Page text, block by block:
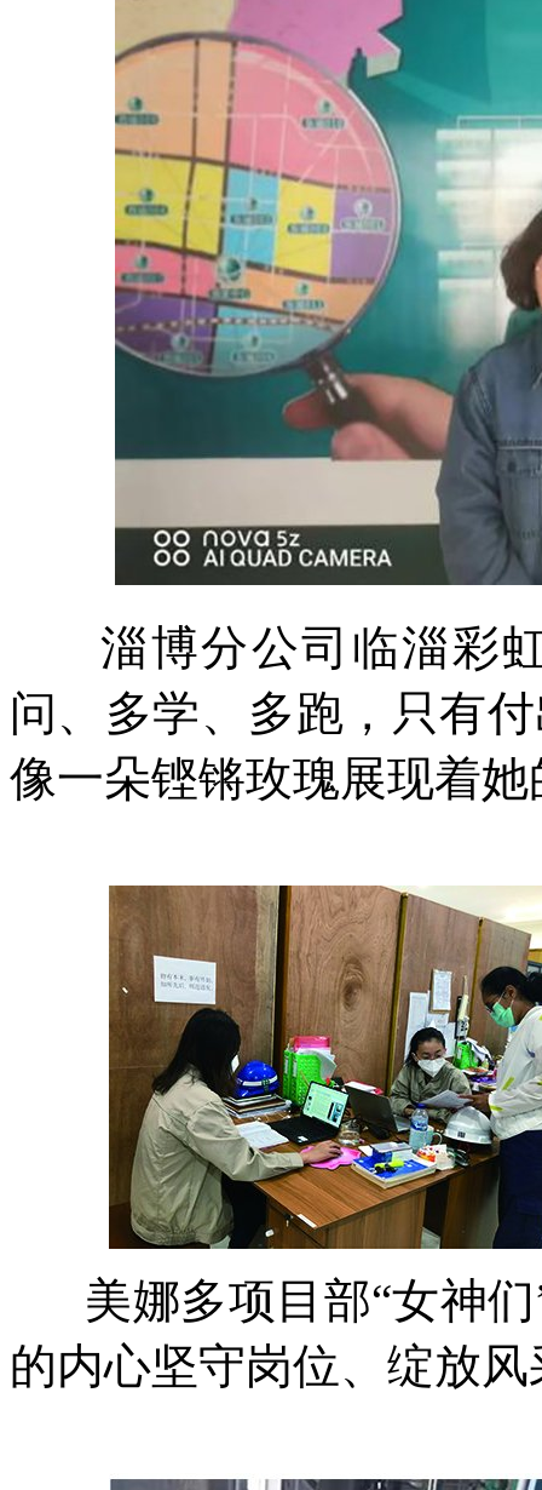
淄博分公司临淄彩虹
问、多学、多跑，只有
像一朵铿锵玫瑰展现着
美娜多项目部“女神们
的内心坚守岗位、绽放风